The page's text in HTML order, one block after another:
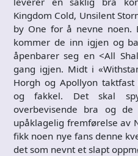
Kingdom Cold, Unsilent
by One for å nevne noen.
kommer de inn igjen og
åpenbarer seg en <All
gang igjen. Midt i
Horgh og Apollyon
og fakkel. Det skal
overbevisende bra og
upåklagelig fremførelse av
fikk noen nye fans denne
det som nevnt et slapt